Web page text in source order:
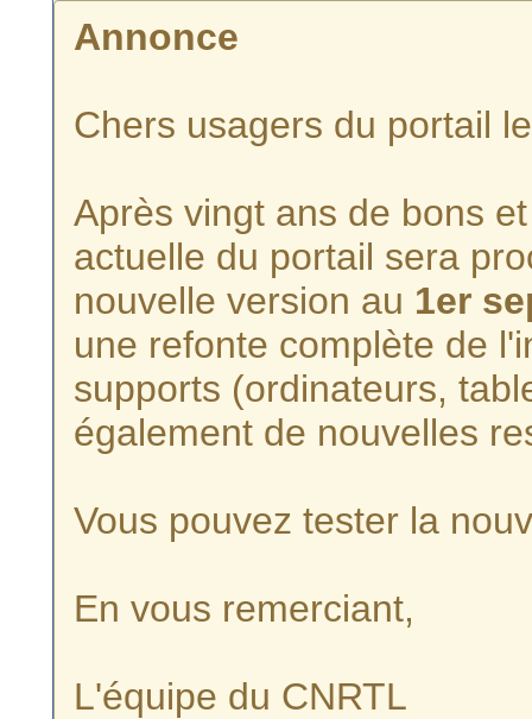
Annonce
Chers usagers du portail
Après vingt ans de bons
actuelle du portail sera
nouvelle version au 1er
une refonte complète de
supports (ordinateurs,
également de nouvelles
Vous pouvez tester la
En vous remerciant,
L'équipe du CNRTL